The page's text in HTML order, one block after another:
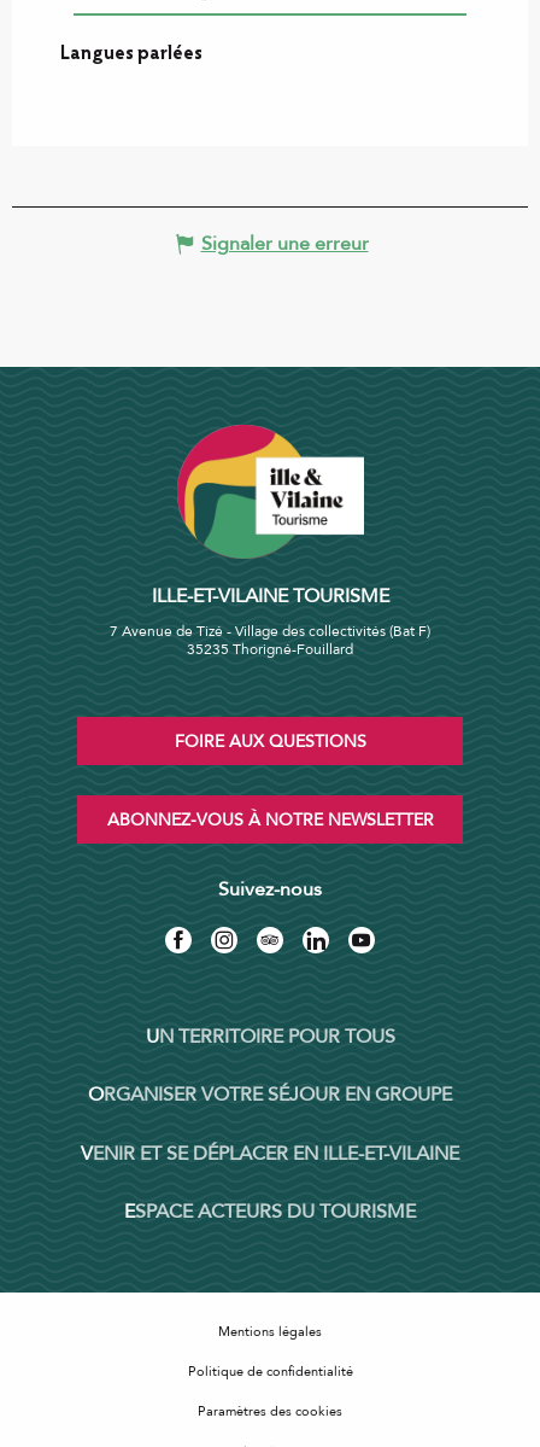
Langues parlées
Langues parlées
Signaler une erreur
ILLE-ET-VILAINE TOURISME
7 Avenue de Tizé - Village des collectivités (Bat F)
35235 Thorigné-Fouillard
FOIRE AUX QUESTIONS
ABONNEZ-VOUS À NOTRE NEWSLETTER
Suivez-nous
UN TERRITOIRE POUR TOUS
ORGANISER VOTRE SÉJOUR EN GROUPE
VENIR ET SE DÉPLACER EN ILLE-ET-VILAINE
ESPACE ACTEURS DU TOURISME
Mentions légales
Politique de confidentialité
Paramètres des cookies